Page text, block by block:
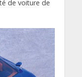
de voiture de